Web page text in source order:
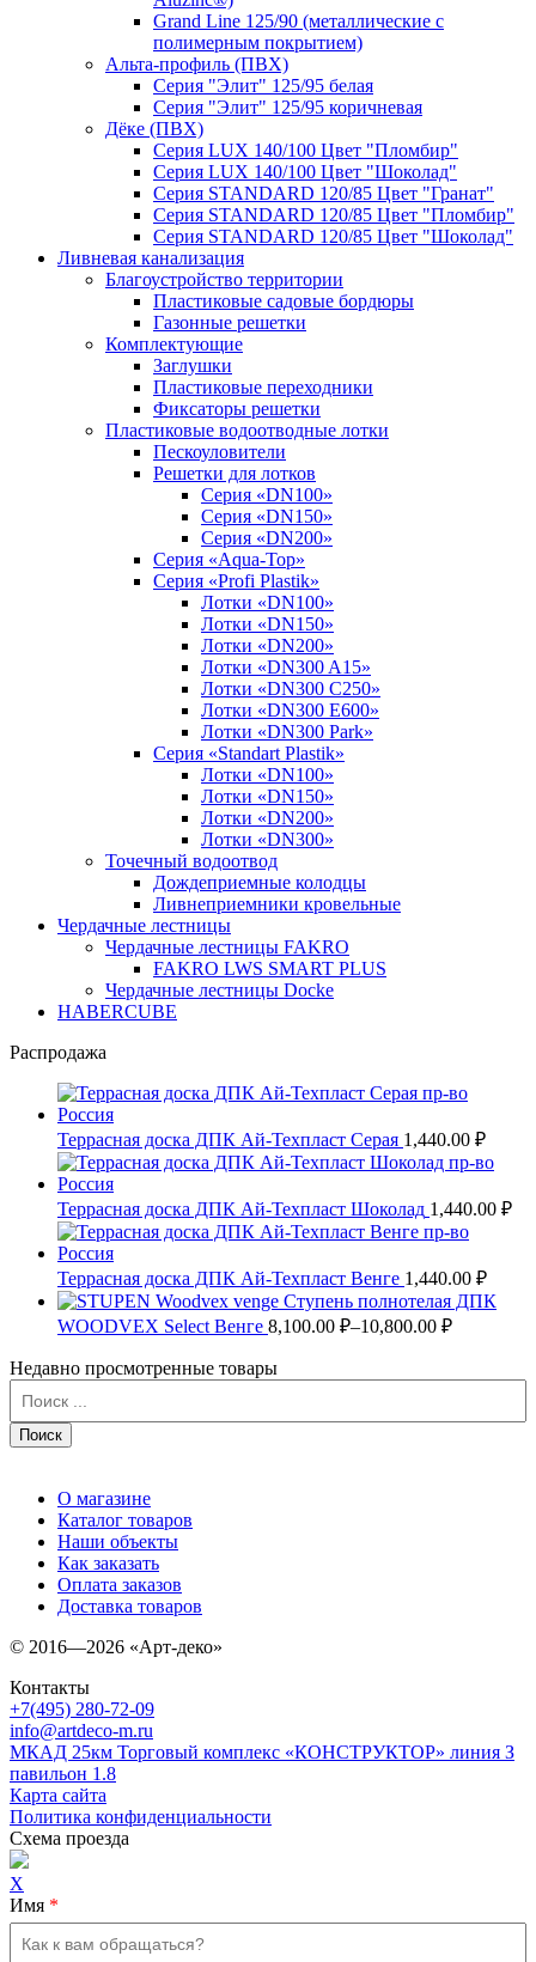
Grand Line 125/90 (металлические с
полимерным покрытием)
Альта-профиль (ПВХ)
Серия "Элит" 125/95 белая
Серия "Элит" 125/95 коричневая
Дёке (ПВХ)
Серия LUX 140/100 Цвет "Пломбир"
Серия LUX 140/100 Цвет "Шоколад"
Серия STANDARD 120/85 Цвет "Гранат"
Серия STANDARD 120/85 Цвет "Пломбир"
Серия STANDARD 120/85 Цвет "Шоколад"
Ливневая канализация
Благоустройство территории
Пластиковые садовые бордюры
Газонные решетки
Комплектующие
Заглушки
Пластиковые переходники
Фиксаторы решетки
Пластиковые водоотводные лотки
Пескоуловители
Решетки для лотков
Серия «DN100»
Серия «DN150»
Серия «DN200»
Серия «Aqua-Top»
Серия «Profi Plastik»
Лотки «DN100»
Лотки «DN150»
Лотки «DN200»
Лотки «DN300 A15»
Лотки «DN300 C250»
Лотки «DN300 E600»
Лотки «DN300 Park»
Серия «Standart Plastik»
Лотки «DN100»
Лотки «DN150»
Лотки «DN200»
Лотки «DN300»
Точечный водоотвод
Дождеприемные колодцы
Ливнеприемники кровельные
Чердачные лестницы
Чердачные лестницы FAKRO
FAKRO LWS SMART PLUS
Чердачные лестницы Docke
HABERCUBE
Распродажа
Террасная доска ДПК Ай-Техпласт Серая 1,440.00 ₽
Террасная доска ДПК Ай-Техпласт Шоколад 1,440.00 ₽
Террасная доска ДПК Ай-Техпласт Венге 1,440.00 ₽
Ступень полнотелая ДПК
WOODVEX Select Венге 8,100.00 ₽–10,800.00 ₽
Недавно просмотренные товары
О магазине
Каталог товаров
Наши объекты
Как заказать
Оплата заказов
Доставка товаров
© 2016—2026 «Арт-деко»
Контакты
+7(495) 280-72-09
info@artdeco-m.ru
МКАД 25км Торговый комплекс «КОНСТРУКТОР» линия З
павильон 1.8
Карта сайта
Политика конфиденциальности
Схема проезда
X
Имя *